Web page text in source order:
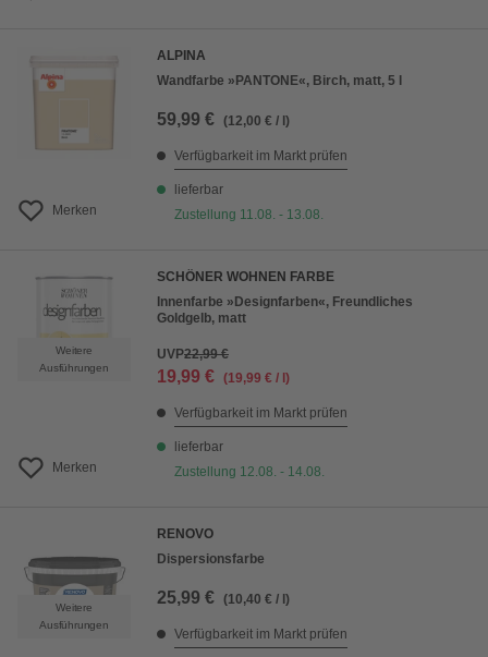
Merken
ALPINA
Wandfarbe »PANTONE«, Birch, matt, 5 l
59,99 € (12,00 € / l)
Verfügbarkeit im Markt prüfen
lieferbar
Zustellung 11.08. - 13.08.
Weitere
Ausführungen
Merken
SCHÖNER WOHNEN FARBE
Innenfarbe »Designfarben«, Freundliches
Goldgelb, matt
UVP22,99 €
19,99 € (19,99 € / l)
Verfügbarkeit im Markt prüfen
lieferbar
Zustellung 12.08. - 14.08.
Weitere
Ausführungen
RENOVO
Dispersionsfarbe
25,99 € (10,40 € / l)
Verfügbarkeit im Markt prüfen